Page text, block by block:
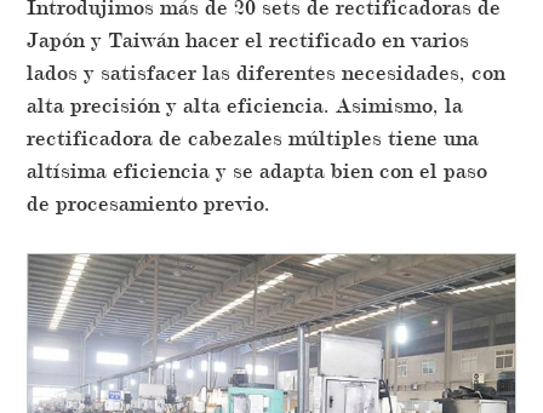
Introdujimos más de 20 sets de rectificadoras de
Japón y Taiwán hacer el rectificado en varios
lados y satisfacer las diferentes necesidades, con
alta precisión y alta eficiencia. Asimismo, la
rectificadora de cabezales múltiples tiene una
altísima eficiencia y se adapta bien con el paso
de procesamiento previo.